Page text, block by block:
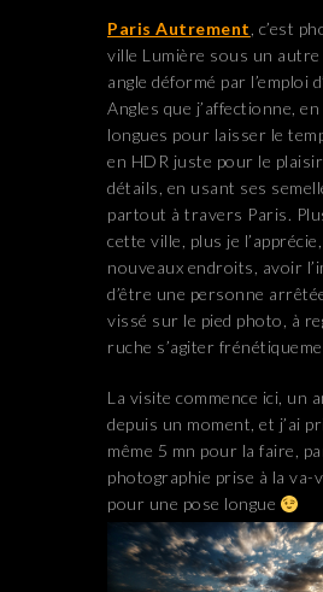
Paris Autrement , c’est
ville Lumière sous un autre
angle déformé par l’emploi
Angles que j’affectionne,
longues pour laisser le
en HDR juste pour le
détails, en usant ses
partout à travers Paris.
cette ville, plus je
nouveaux endroits, avoir
d’être une personne
vissé sur le pied photo, à
ruche s’agiter
La visite commence ici, un
depuis un moment, et j’ai
même 5 mn pour la faire,
photographie prise à la va-
pour une pose longue